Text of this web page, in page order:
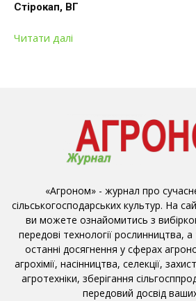
Стірокап, ВГ
Читати далі
«Агроном» - журнал про
сільськогосподарських культур. На
ви можете ознайомитись з
передові технології рослинництва,
останні досягнення у сферах
агрохімії, насінництва, селекції,
агротехніки, зберігання
передовий досвід